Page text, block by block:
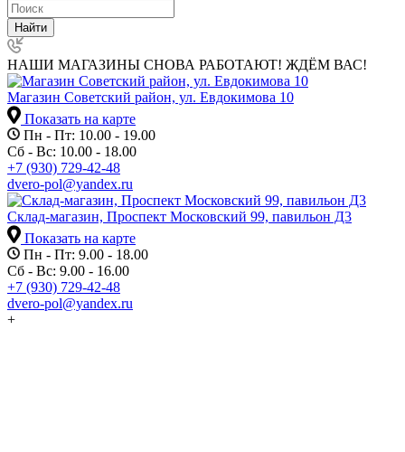
Найти
НАШИ МАГАЗИНЫ СНОВА РАБОТАЮТ! ЖДЁМ ВАС!
Магазин Советский район, ул. Евдокимова 10
Показать на карте
Пн - Пт: 10.00 - 19.00
Сб - Вс: 10.00 - 18.00
+7 (930) 729-42-48
dvero-pol@yandex.ru
Склад-магазин, Проспект Московский 99, павильон Д3
Показать на карте
Пн - Пт: 9.00 - 18.00
Сб - Вс: 9.00 - 16.00
+7 (930) 729-42-48
dvero-pol@yandex.ru
+